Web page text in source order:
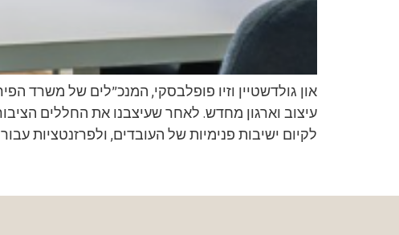
און גולדשטיין וזיו פופלבסקי, המנכ”לים של משרד
לקיום ישיבות פנימיות של העובדים, ולפרזנטציות